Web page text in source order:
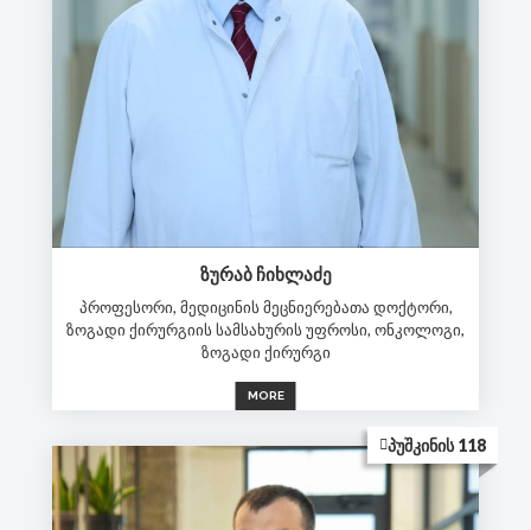
ᲖᲣᲠᲐᲑ ᲩᲘᲮᲚᲐᲫᲔ
პროფესორი, მედიცინის მეცნიერებათა დოქტორი,
ზოგადი ქირურგიის სამსახურის უფროსი, ონკოლოგი,
ზოგადი ქირურგი
MORE
ᲞᲣᲨᲙᲘᲜᲘᲡ 118